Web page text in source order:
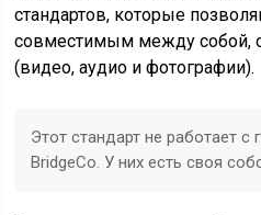
стандартов, которые
совместимым между собой,
(видео, аудио и фотографии).
Этот стандарт не работает с
BridgeCo. У них есть своя